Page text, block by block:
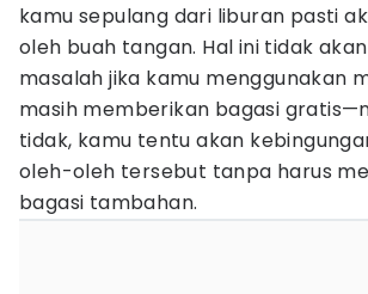
kamu sepulang dari liburan pasti
oleh buah tangan. Hal ini tidak
masalah jika kamu menggunakan
masih memberikan bagasi
tidak, kamu tentu akan
oleh-oleh tersebut tanpa harus
bagasi tambahan.